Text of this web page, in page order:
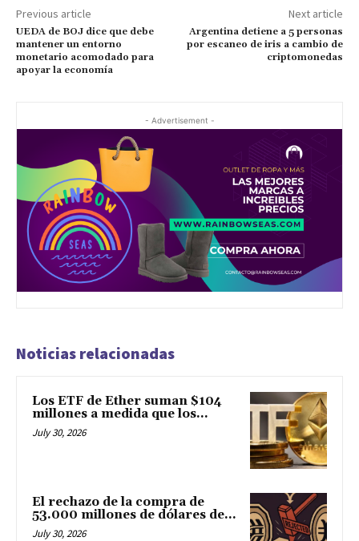
Previous article
UEDA de BOJ dice que debe
mantener un entorno
monetario acomodado para
apoyar la economía
Next article
Argentina detiene a 5 personas
por escaneo de iris a cambio de
criptomonedas
- Advertisement -
Noticias relacionadas
Los ETF de Ether suman $104
millones a medida que los...
July 30, 2026
El rechazo de la compra de
53.000 millones de dólares de...
July 30, 2026